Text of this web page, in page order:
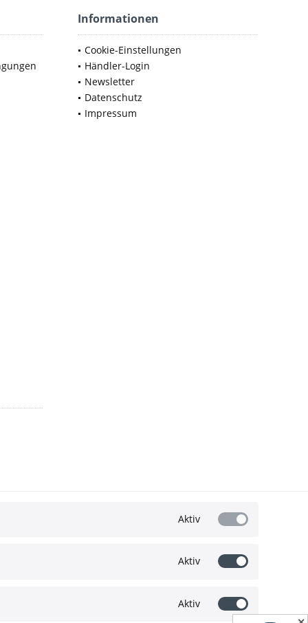
Informationen
Cookie-Einstellungen
Händler-Login
Newsletter
Datenschutz
Impressum
Aktiv
Aktiv
Aktiv